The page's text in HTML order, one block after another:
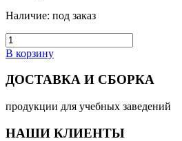
Наличие: под заказ
В корзину
ДОСТАВКА И СБОРКА
продукции для учебных заведений
НАШИ КЛИЕНТЫ